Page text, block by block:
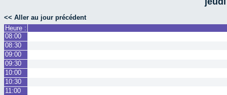
<< Aller au jour précédent
Heure :
08:00
08:30
09:00
09:30
10:00
10:30
11:00